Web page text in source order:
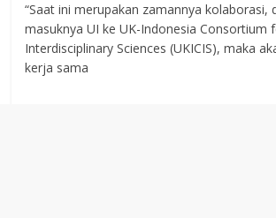
“Saat ini merupakan zamannya kolaborasi,
masuknya UI ke UK-Indonesia Consortium
Interdisciplinary Sciences (UKICIS), maka
kerja sama